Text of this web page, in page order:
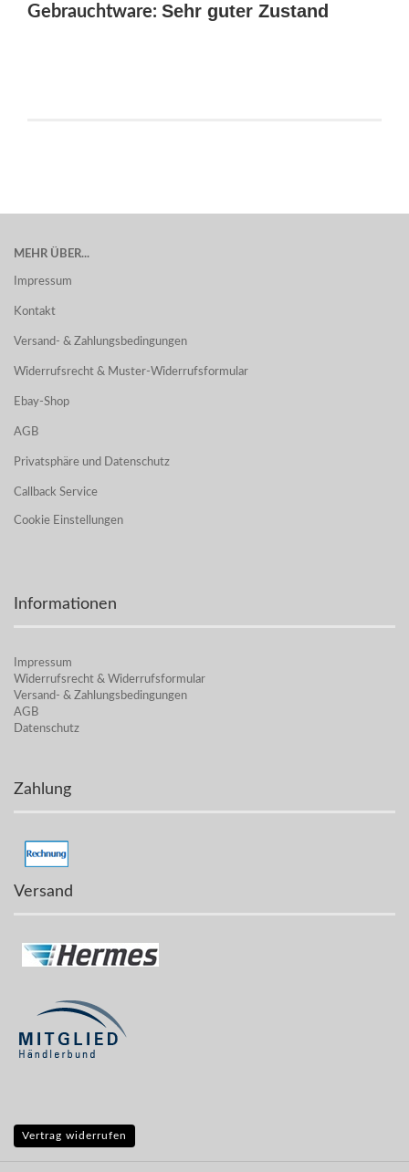
Gebrauchtware: Sehr guter Zustand
MEHR ÜBER...
Impressum
Kontakt
Versand- & Zahlungsbedingungen
Widerrufsrecht & Muster-Widerrufsformular
Ebay-Shop
AGB
Privatsphäre und Datenschutz
Callback Service
Cookie Einstellungen
Informationen
Impressum
Widerrufsrecht & Widerrufsformular
Versand- & Zahlungsbedingungen
AGB
Datenschutz
Zahlung
Versand
Vertrag widerrufen